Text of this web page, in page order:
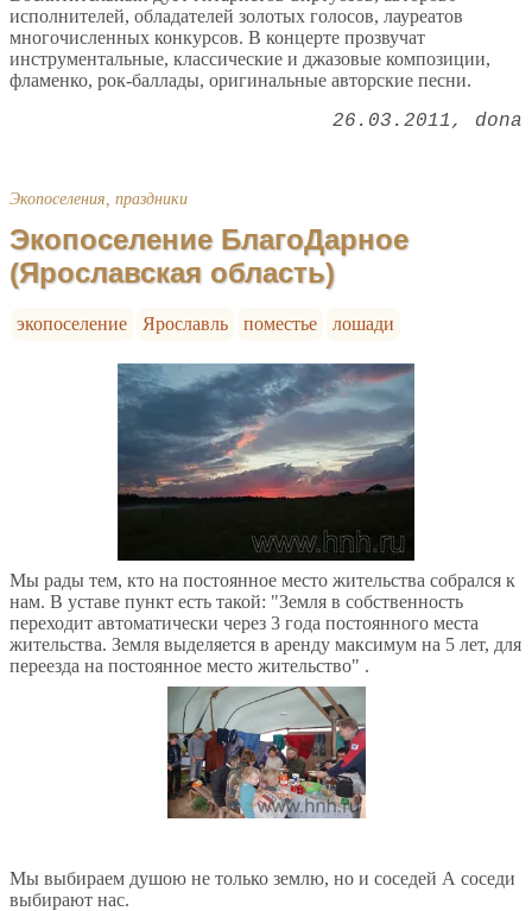
исполнителей, обладателей золотых голосов, лауреатов
многочисленных конкурсов. В концерте прозвучат
инструментальные, классические и джазовые композиции,
фламенко, рок-баллады, оригинальные авторские песни.
26.03.2011 dona
Экопоселения, праздники
Экопоселение БлагоДарное
(Ярославская область)
экопоселение Ярославль поместье лошади
Мы рады тем, кто на постоянное место жительства собрался к
нам. В уставе пункт есть такой: "Земля в собственность
переходит автоматически через 3 года постоянного места
жительства. Земля выделяется в аренду максимум на 5 лет, для
переезда на постоянное место жительство" .
Мы выбираем душою не только землю, но и соседей А соседи
выбирают нас.